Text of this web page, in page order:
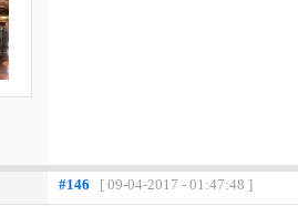
#146 [ 09-04-2017 - 01:47:48 ]